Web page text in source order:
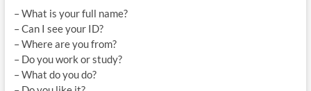
– What is your full name?
– Can I see your ID?
– Where are you from?
– Do you work or study?
– What do you do?